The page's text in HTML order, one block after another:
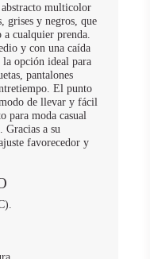
abstracto multicolor
grises y negros, que
cualquier prenda.
y con una caída
opción ideal para
pantalones
El punto
de llevar y fácil
para moda casual
Gracias a su
favorecedor y